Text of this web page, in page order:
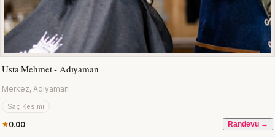
Usta Mehmet - Adıyaman
Merkez, Adıyaman
Saç Kesimi
0.00 Randevu →